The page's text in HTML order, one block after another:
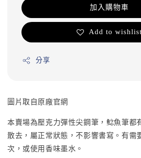
加入購物車
Add to wishlist
分享
圖片取自原廠官網
本賣場為壓克力彈性尖鋼筆，鯰魚筆都
散去，屬正常狀態，不影響書寫。有需
次，或使用香味墨水。